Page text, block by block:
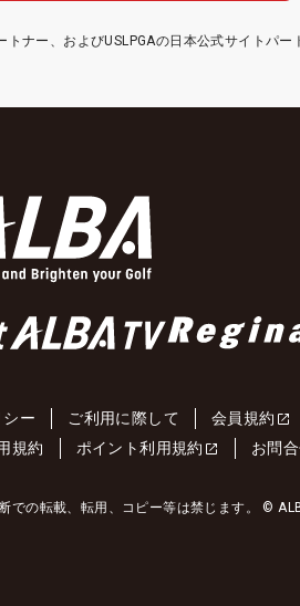
ナー、およびUSLPGAの日本公式サイトパー
ー ご利用に際して 会員規約
規約 ポイント利用規約 お問
での転載、転用、コピー等は禁じます。 ©